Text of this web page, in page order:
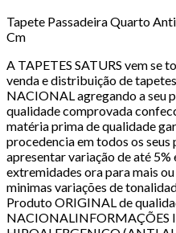
Tapete Passadeira Quarto
Cm
A TAPETES SATURS vem se
venda e distribuição de
NACIONAL agregando a seu
qualidade comprovada
matéria prima de qualidade
procedencia em todos os
apresentar variação de até 5%
extremidades ora para mais
minimas variações de
Produto ORIGINAL de
NACIONALINFORMAÇÕES